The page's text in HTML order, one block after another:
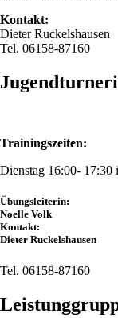
Kontakt:
Dieter Ruckelshausen
Tel. 06158-87160
Trainingszeiten:
Dienstag 16:00- 17:30
Übungsleiterin:
Noelle Volk
Kontakt:
Dieter Ruckelshausen
Tel. 06158-87160